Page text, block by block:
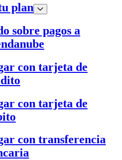
plan
sobre pagos a
con tarjeta de
con tarjeta de
con transferencia